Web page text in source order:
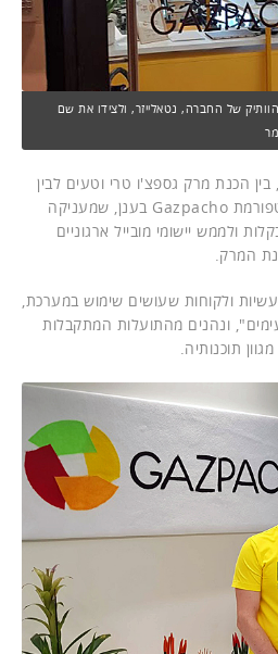
של החברה, נטאלייזר, ולצידו את שם
הכנת מרק גספצ'ו טרי וטעים לבין
מוצר הדגל של החברה – פלטפורמת Gazpacho בענן, שמעניקה
ולממש יישומי מובייל ארגוניים
המרק.
ולקוחות שעושים שימוש במערכת,
ונהנים מהתועלות המתקבלות